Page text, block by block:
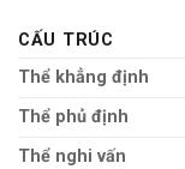
CẤU TRÚC
Thể khẳng định
Thể phủ định
Thể nghi vấn